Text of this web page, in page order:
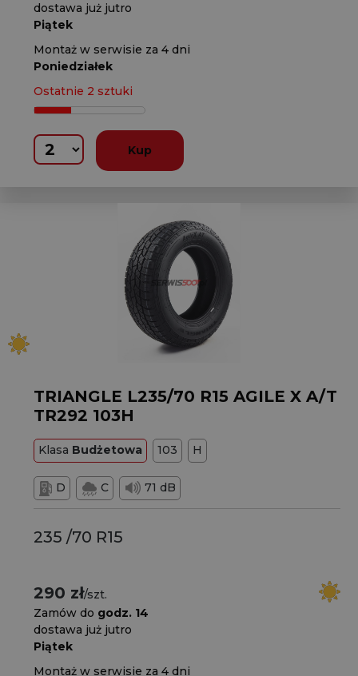
dostawa już jutro
Piątek
Montaż w serwisie za 4 dni
Poniedziałek
Ostatnie 2 sztuki
Kup
TRIANGLE L235/70 R15 AGILE X A/T
TR292 103H
Klasa Budżetowa 103 H
D C 71 dB
235 /70 R15
290 zł/szt.
Zamów do godz. 14
dostawa już jutro
Piątek
Montaż w serwisie za 4 dni